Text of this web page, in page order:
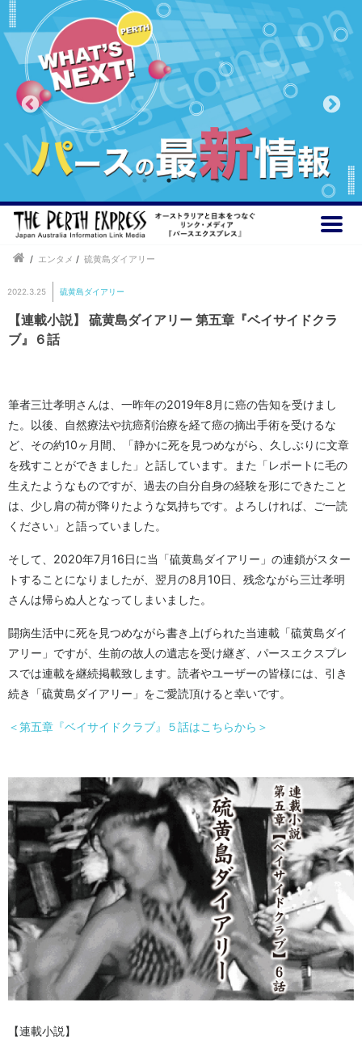
/ エンタメ / 硫黄島ダイアリー
2022.3.25 硫黄島ダイアリー
【連載小説】 硫黄島ダイアリー 第五章『ベイサイドクラ
ブ』６話
筆者三辻孝明さんは、一昨年の2019年8月に癌の告知を受けまし
た。以後、自然療法や抗癌剤治療を経て癌の摘出手術を受けるな
ど、その約10ヶ月間、「静かに死を見つめながら、久しぶりに文章
を残すことができました」と話しています。また「レポートに毛の
生えたようなものですが、過去の自分自身の経験を形にできたこと
は、少し肩の荷が降りたような気持ちです。よろしければ、ご一読
ください」と語っていました。
そして、2020年7月16日に当「硫黄島ダイアリー」の連鎖がスター
トすることになりましたが、翌月の8月10日、残念ながら三辻孝明
さんは帰らぬ人となってしまいました。
闘病生活中に死を見つめながら書き上げられた当連載「硫黄島ダイ
アリー」ですが、生前の故人の遺志を受け継ぎ、パースエクスプレ
スでは連載を継続掲載致します。読者やユーザーの皆様には、引き
続き「硫黄島ダイアリー」をご愛読頂けると幸いです。
＜第五章『ベイサイドクラブ』５話はこちらから＞
【連載小説】